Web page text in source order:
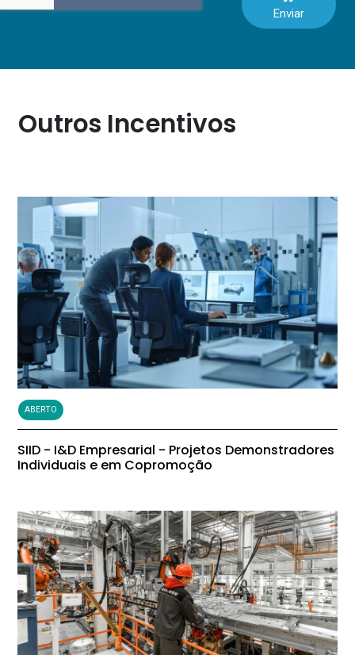
Enviar
Outros Incentivos
ABERTO
SIID - I&D Empresarial - Projetos Demonstradores
Individuais e em Copromoção